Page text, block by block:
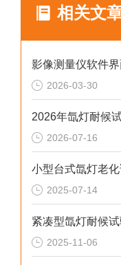
相关文
2026-03-30
2026-07-16
小型台式氙灯老
2025-07-14
紧凑型氙灯耐候
2025-11-06